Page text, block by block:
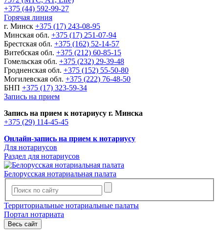
+375 (44) 592-99-27
Горячая линия
г. Минск +375 (17) 243-08-95
Минская обл. +375 (17) 251-07-94
Брестская обл. +375 (162) 52-14-57
Витебская обл. +375 (212) 60-85-15
Гомельская обл. +375 (232) 29-39-48
Гродненская обл. +375 (152) 55-50-80
Могилевская обл. +375 (222) 76-48-50
БНП +375 (17) 323-59-34
Запись на прием
Запись на прием к нотариусу г. Минска
+375 (29) 114-45-45
Онлайн-запись на прием к нотариусу
Для нотариусов
Раздел для нотариусов
Белорусская нотариальная палата
Территориальные нотариальные палаты
Портал нотариата
Весь сайт